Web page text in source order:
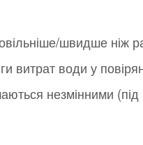
швидше ніж
витрат води у
незмінними